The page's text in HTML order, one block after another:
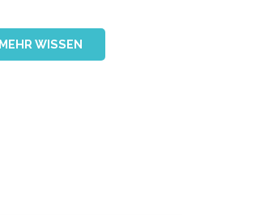
MEHR WISSEN